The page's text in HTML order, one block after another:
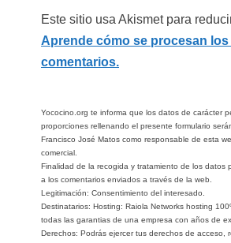
Este sitio usa Akismet para
Aprende cómo se procesan
comentarios.
Yococino.org te informa que los datos de carácter
proporciones rellenando el presente formulario
Francisco José Matos como responsable de esta
comercial.
Finalidad de la recogida y tratamiento de los datos
a los comentarios enviados a través de la web.
Legitimación: Consentimiento del interesado.
Destinatarios: Hosting: Raiola Networks hosting
todas las garantias de una empresa con años de
Derechos: Podrás ejercer tus derechos de acceso,